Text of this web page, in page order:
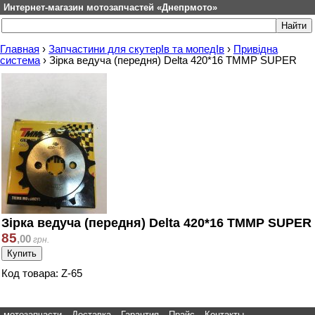
Интернет-магазин мотозапчастей «Днепрмото»
Главная › Запчастини для скутерІв та мопедІв › Привідна
система › Зірка ведуча (передня) Delta 420*16 TMMP SUPER
Зірка ведуча (передня) Delta 420*16 TMMP SUPER
85,00 грн.
Код товара: Z-65